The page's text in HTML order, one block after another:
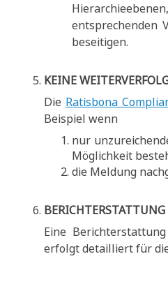
entsprechenden
beseitigen.
KEINE
Die Ratisbona
Beispiel wenn
nur
Möglichkeit
die Meldung
BERICHTERSTATTUNG
Eine
erfolgt detailliert für